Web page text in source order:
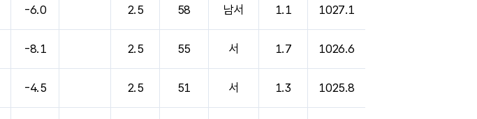
-6.0 2.5 58 남서 1.1 1027.1
-8.1 2.5 55 서 1.7 1026.6
-4.5 2.5 51 서 1.3 1025.8